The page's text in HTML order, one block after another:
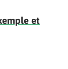
et